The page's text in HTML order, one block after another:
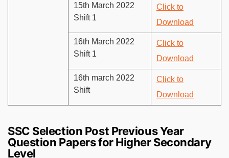
15th March 2022
Shift 1
Click to
Download
16th March 2022
Shift 1
Click to
Download
16th march 2022
Shift
Click to
Download
SSC Selection Post Previous Year
Question Papers for Higher Secondary
Level